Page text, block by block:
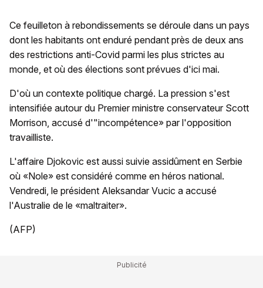
Ce feuilleton à rebondissements se déroule dans un pays
dont les habitants ont enduré pendant près de deux ans
des restrictions anti-Covid parmi les plus strictes au
monde, et où des élections sont prévues d'ici mai.
D'où un contexte politique chargé. La pression s'est
intensifiée autour du Premier ministre conservateur Scott
Morrison, accusé d'"incompétence» par l'opposition
travailliste.
L'affaire Djokovic est aussi suivie assidûment en Serbie
où «Nole» est considéré comme en héros national.
Vendredi, le président Aleksandar Vucic a accusé
l'Australie de le «maltraiter».
(AFP)